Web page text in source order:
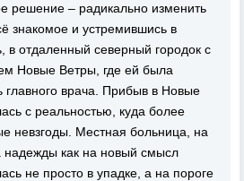
решение – радикально изменить
знакомое и устремившись в
в отдаленный северный городок с
Новые Ветры, где ей была
главного врача. Прибыв в Новые
с реальностью, куда более
невзгоды. Местная больница, на
надежды как на новый смысл
не просто в упадке, а на пороге